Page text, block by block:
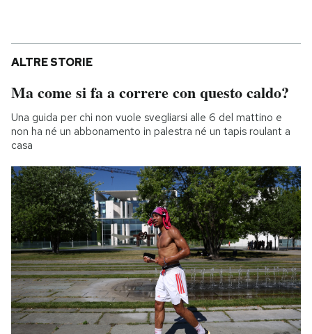
ALTRE STORIE
Ma come si fa a correre con questo caldo?
Una guida per chi non vuole svegliarsi alle 6 del mattino e
non ha né un abbonamento in palestra né un tapis roulant a
casa